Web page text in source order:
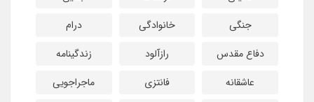
جنگی
خانوادگی
درام
دفاع مقدس
رازآلود
زندگینامه
عاشقانه
فانتزی
ماجراجویی